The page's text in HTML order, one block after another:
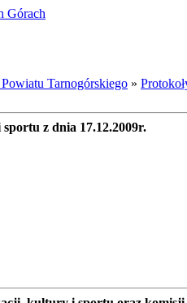
Górach
Tarnogórskiego »
z dnia 17.12.2009r.